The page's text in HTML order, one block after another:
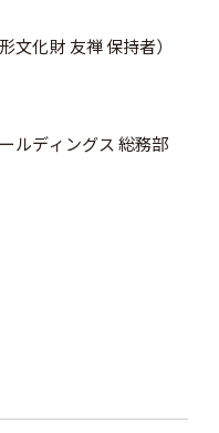
文化財 友禅 保持者）
ルディングス 総務部